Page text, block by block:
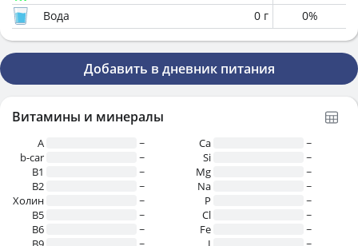
Вода
0 г 0%
Добавить в дневник питания
Витамины и минералы
A
~
b-car
~
В1
~
B2
~
Холин
~
B5
~
B6
~
Ca
~
Si
~
Mg
~
Na
~
P
~
Cl
~
Fe
~